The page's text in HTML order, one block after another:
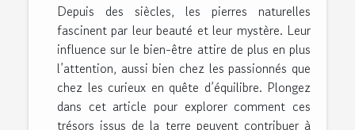
Depuis des siècles, les pierres naturelles
fascinent par leur beauté et leur mystère. Leur
influence sur le bien-être attire de plus en plus
l’attention, aussi bien chez les passionnés que
chez les curieux en quête d’équilibre. Plongez
dans cet article pour explorer comment ces
trésors issus de la terre peuvent contribuer à